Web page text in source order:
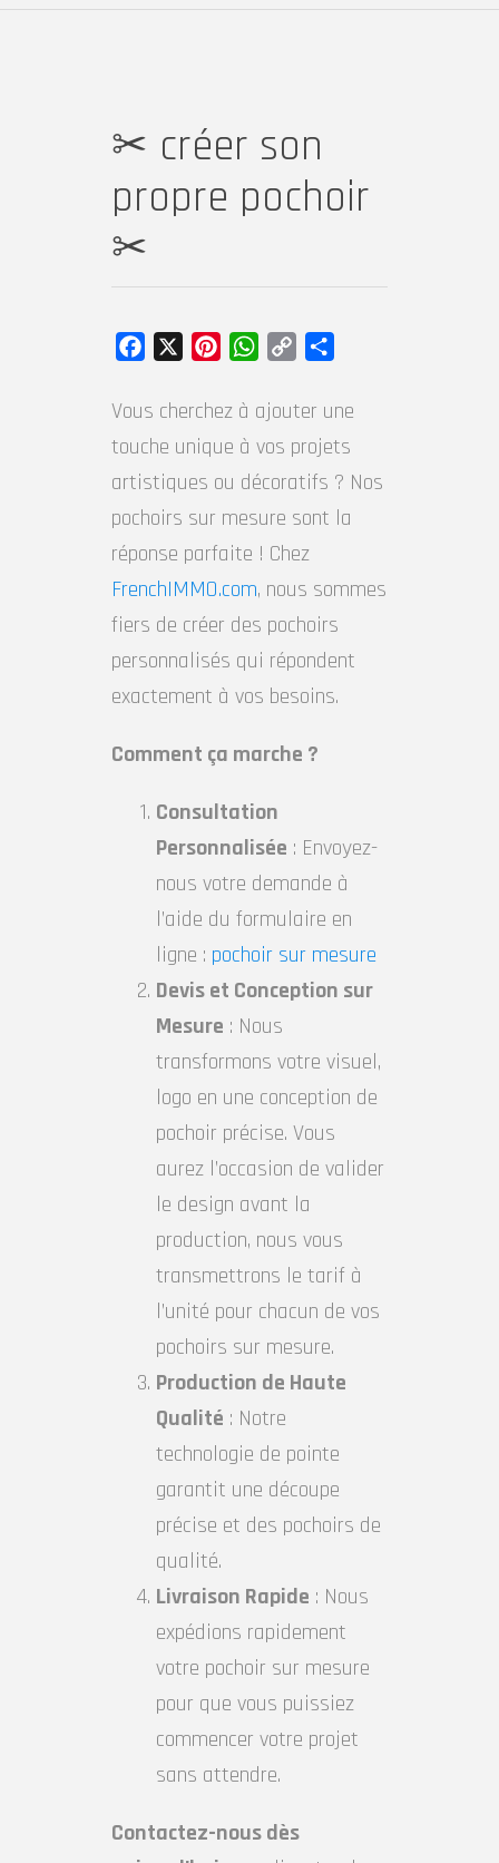
✂ créer son
propre pochoir
✂
Facebook PinterestWhatsApp
Copy
Vous cherchez à ajouter une
touche unique à vos projets
artistiques ou décoratifs ? Nos
pochoirs sur mesure sont la
réponse parfaite ! Chez
FrenchIMMO.com, nous sommes
fiers de créer des pochoirs
personnalisés qui répondent
exactement à vos besoins.
Comment ça marche ?
Consultation
Personnalisée : Envoyez-
nous votre demande à
l’aide du formulaire en
ligne : pochoir sur mesure
Devis et Conception sur
Mesure : Nous
transformons votre visuel,
logo en une conception de
pochoir précise. Vous
aurez l’occasion de valider
le design avant la
production, nous vous
transmettrons le tarif à
l’unité pour chacun de vos
pochoirs sur mesure.
Production de Haute
Qualité : Notre
technologie de pointe
garantit une découpe
précise et des pochoirs de
qualité.
Livraison Rapide : Nous
expédions rapidement
votre pochoir sur mesure
pour que vous puissiez
commencer votre projet
sans attendre.
Contactez-nous dès